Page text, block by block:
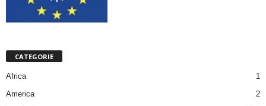
CATEGORIE
Africa
1
America
2